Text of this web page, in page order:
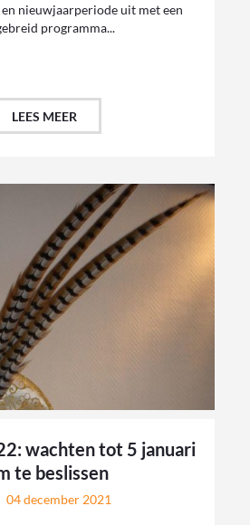
nieuwjaarperiode uit met een
programma...
LEES MEER
wachten tot 5 januari
te beslissen
04 december 2021